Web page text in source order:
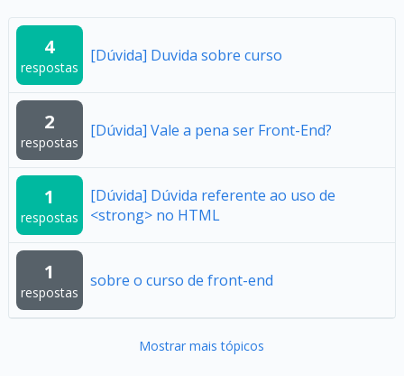
4
respostas
[Dúvida] Duvida sobre curso
2
respostas
[Dúvida] Vale a pena ser Front-End?
1
respostas
[Dúvida] Dúvida referente ao uso de
<strong> no HTML
1
respostas
sobre o curso de front-end
Mostrar mais tópicos